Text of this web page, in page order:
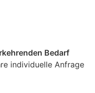
Bedarf
individuelle Anfrage